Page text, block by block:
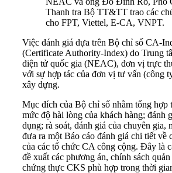
Thanh tra Bộ TT&TT trao các
cho FPT, Viettel, E-CA, VNPT.
Việc đánh giá dựa trên Bộ chỉ số CA-
(Certificate Authority-Index) do Trung
điện tử quốc gia (NEAC), đơn vị trực
với sự hợp tác của đơn vị tư vấn (công
xây dựng.
Mục đích của Bộ chỉ số nhằm tổng hợp
mức độ hài lòng của khách hàng; đánh
dụng; rà soát, đánh giá của chuyên gia,
đưa ra một Báo cáo đánh giá chi tiết về
của các tổ chức CA công cộng. Đây là
đề xuất các phương án, chính sách
chứng thực CKS phù hợp trong thời